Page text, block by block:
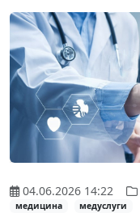
04.06.2026 14:22
медицина
медуслуги